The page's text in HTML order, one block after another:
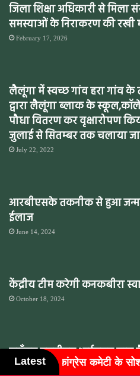
जिला शिक्षा अधिकारी से मिला
समस्याओं के निराकरण की रखी
February 17, 2026
लैलूंगा में स्वच्छ गांव हरा गांव
द्वारा लैलूंगा ब्लाक के
पौधा वितरण कर वृक्षारोपण
जुलाई से सितम्बर तक चलाया
July 22, 2022
आरबीएसके तकनीक से हुआ
ईलाज
June 14, 2024
केंद्रीय टीम करेगी कनकबीरा
October 18, 2024
सारँगढ़ एसडीएम आईएएस वासु
June 7, 2024
Latest
प्रभारी 13-14 मार्च